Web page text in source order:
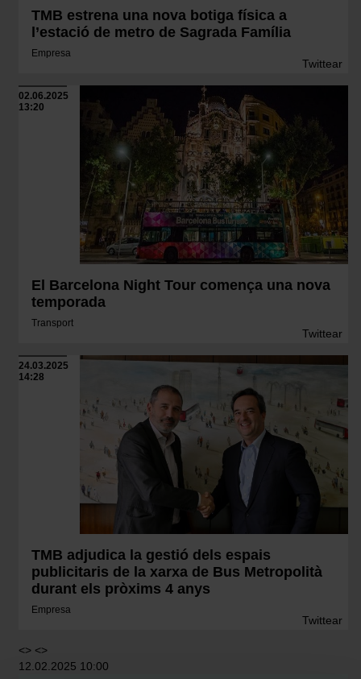
TMB estrena una nova botiga física a
l’estació de metro de Sagrada Família
Empresa
Twittear
02.06.2025
13:20
El Barcelona Night Tour comença una nova
temporada
Transport
Twittear
24.03.2025
14:28
TMB adjudica la gestió dels espais
publicitaris de la xarxa de Bus Metropolità
durant els pròxims 4 anys
Empresa
Twittear
<> <>
12.02.2025 10:00